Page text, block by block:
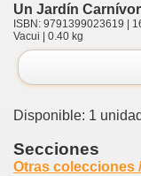
Un Jardín
ISBN: 9791399023619 |
Vacui | 0.40 kg
Disponible: 1
Secciones
Otras colecciones